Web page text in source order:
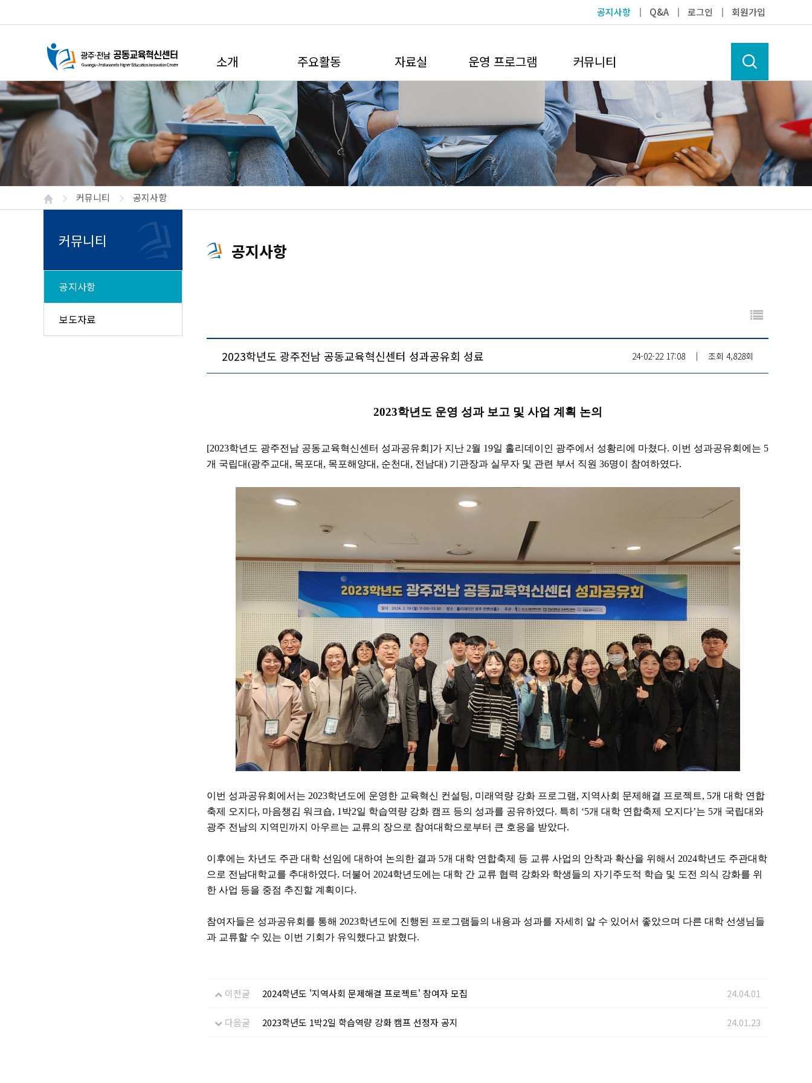
공지사항 ┃ Q&A ┃ 로그인 ┃ 회원가입
소개
센터소개
참여대학
구성원
찾아오시는 길
주요활동
연구개발
교육개발
성과공유
자료실 운영 프로그램
나의 수강 프로그램
커뮤니티
공지사항
커뮤니티 공지사항
커뮤니티
공지사항
보도자료
공지사항
2023학년도 광주전남 공동교육혁신센터 성과공유회 성료 24-02-22 17:08 │ 조회 4,828회
2023학년도 운영 성과 보고 및 사업 계획 논의
[2023학년도 광주전남 공동교육혁신센터 성과공유회 ]가 지난 2월 19일 홀리데이인 광주에서 성황리에 마쳤다. 이번 성과공유회에는 5
개 국립대(광주교대 , 목포대 , 목포해양대 , 순천대 , 전남대) 기관장과 실무자 및 관련 부서 직원 36명이 참여하였다.
이번 성과공유회에서는 2023학년도에 운영한 교육혁신 컨설팅, 미래역량 강화 프로그램, 지역사회 문제해결 프로젝트, 5개 대학 연합
축제 오지다, 마음챙김 워크숍, 1 박2일 학습역량 강화 캠프 등의 성과를 공유하였다. 특히 ‘5개 대학 연합축제 오지다’는 5개 국립대와
광주 전남의 지역민까지 아우르는 교류의 장으로 참여대학으로부터 큰 호응을 받았다.
이후에는 차년도 주관 대학 선임에 대하여 논의한 결과 5개 대학 연합축제 등 교류 사업의 안착과 확산을 위해서 2024학년도 주관대학
으로 전남대학교를 추대하였다. 더불어 2024학년도에는 대학 간 교류 협력 강화와 학생들의 자기주도적 학습 및 도전 의식 강화를 위
한 사업 등을 중점 추진할 계획이다.
참여자들은 성과공유회를 통해 2023학년도에 진행된 프로그램들의 내용과 성과를 자세히 알 수 있어서 좋았으며 다른 대학 선생님들
과 교류할 수 있는 이번 기회가 유익했다고 밝혔다.
이전글 2024학년도 '지역사회 문제해결 프로젝트' 참여자 모집 24.04.01
다음글 2023학년도 1박2일 학습역량 강화 캠프 선정자 공지 24.01.23